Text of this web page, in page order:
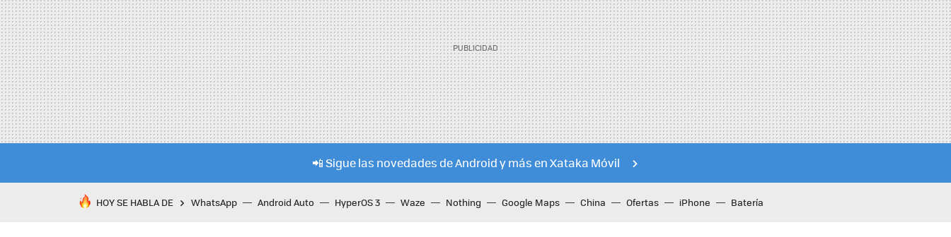
📲 Sigue las novedades de Android y más en Xataka Móvil
HOY SE HABLA DE WhatsApp Android Auto HyperOS 3 Waze Nothing Google Maps China Ofertas iPhone Batería